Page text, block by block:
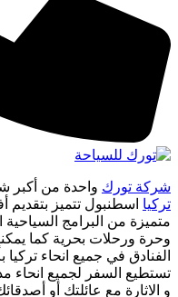
شركة تورك واحدة من أكبر
تركيا اسطنبول تتميز
متميزة من البرامج
وحرة ورحلات بحرية كما
الفنادق في جميع انحاء تركيا
تستطيع السفر لجميع انحاء
و الاثارة مع عائلتك أو